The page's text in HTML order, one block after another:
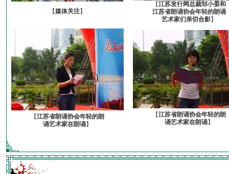
【媒体关注】
【江苏发行网总裁邹小晏和
江苏省朗诵协会年轻的朗诵
艺术家们亲切合影】
【江苏省朗诵协会年轻的朗
诵艺术家在朗诵】
【江苏省朗诵协会年轻的朗
诵艺术家在朗诵】